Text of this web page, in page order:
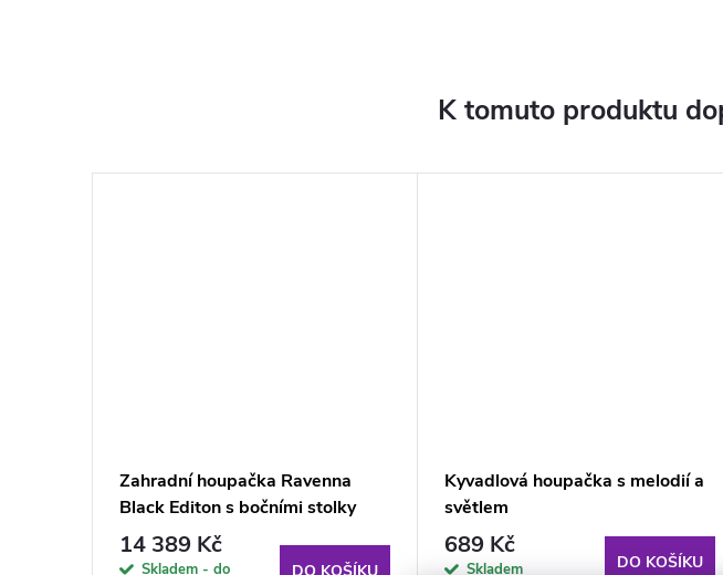
K tomuto produktu
Zahradní houpačka Ravenna
Black Editon s bočními stolky
H024-07IB PATIO
14 389 Kč
Skladem - do
Kyvadlová houpačka s melodií a
světlem
689 Kč
Skladem DO KOŠÍKU